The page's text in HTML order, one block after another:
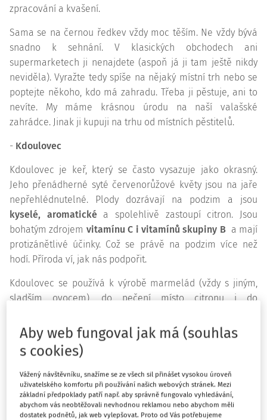
zpracování a kvašení.
Sama se na černou ředkev vždy moc těším. Ne vždy bývá
snadno k sehnání. V klasických obchodech ani
supermarketech ji nenajdete (aspoň já ji tam ještě nikdy
neviděla). Vyražte tedy spíše na nějaký místní trh nebo se
poptejte někoho, kdo má zahradu. Třeba ji pěstuje, ani to
nevíte. My máme krásnou úrodu na naší valašské
zahrádce. Jinak ji kupuji na trhu od místních pěstitelů.
- Kdoulovec
Kdoulovec je keř, který se často vysazuje jako okrasný.
Jeho přenádherné syté červenorůžové květy jsou na jaře
nepřehlédnutelné. Plody dozrávají na podzim a jsou
kyselé, aromatickéa spolehlivě zastoupí citron. Jsou
bohatým zdrojem vitamínu C i vitamínů skupiny B a mají
protizánětlivé účinky. Což se právě na podzim více než
hodí. Příroda ví, jak nás podpořit.
Kdoulovec se používá k výrobě marmelád (vždy s jiným,
sladším ovocem), do pečení místo citronu i do
Kdoule
plody kdouloně
hrušku, kulaté pak jablko. Lidé si je často pletou s
kdoulovcem, jde však o jiný plod. Původem jsou z Asie, v
antice byly symbolem plodnosti a lásky.
Aby web fungoval jak má (souhlas
s cookies)
Vážený návštěvníku, snažíme se ze všech sil přinášet vysokou úroveň
uživatelského komfortu při používání našich webových stránek. Mezi
základní předpoklady patří např. aby správně fungovalo vyhledávání,
abychom vás neobtěžovali nevhodnou reklamou nebo abychom měli
dostatek podnětů, jak web vylepšovat. Proto od Vás potřebujeme